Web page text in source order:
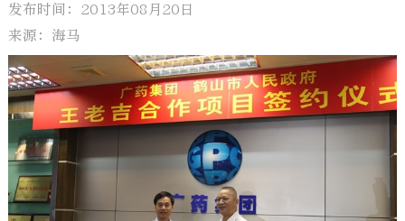
发布时间：2013年08月20日
来源：海马